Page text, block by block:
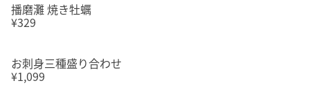
播磨灘 焼き牡蠣
¥329
お刺身三種盛り合わせ
¥1,099